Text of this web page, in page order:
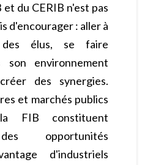
et du CERIB n'est pas
d'encourager : aller à
élus, se faire
son environnement
des synergies.
et marchés publics
FIB constituent
opportunités
d'industriels